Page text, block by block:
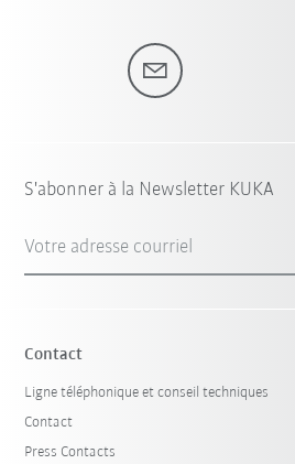
S'abonner à la Newsletter KUKA
Votre adresse courriel
Contact
Ligne téléphonique et conseil techniques
Contact
Press Contacts